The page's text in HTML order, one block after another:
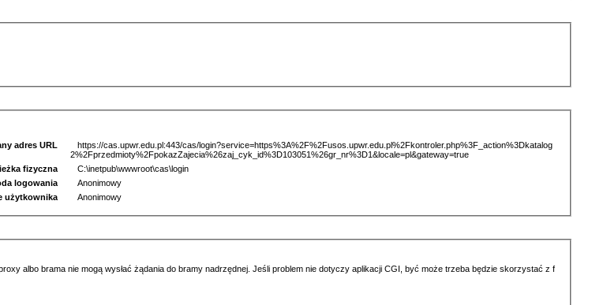
adres URL
https://cas.upwr.edu.pl:443/cas/login?service=https%3A%2F%2Fusos.upwr.edu.pl%2Fkontroler.php%3F_action%3Dkatalog
2%2Fprzedmioty%2FpokazZajecia%26zaj_cyk_id%3D103051%26gr_nr%3D1&locale=pl&gateway=true
fizyczna
C:\inetpub\wwwroot\cas\login
logowania
Anonimowy
użytkownika
Anonimowy
albo brama nie mogą wysłać żądania do bramy nadrzędnej. Jeśli problem nie dotyczy aplikacji CGI, być może trzeba będzie skorzystać z f